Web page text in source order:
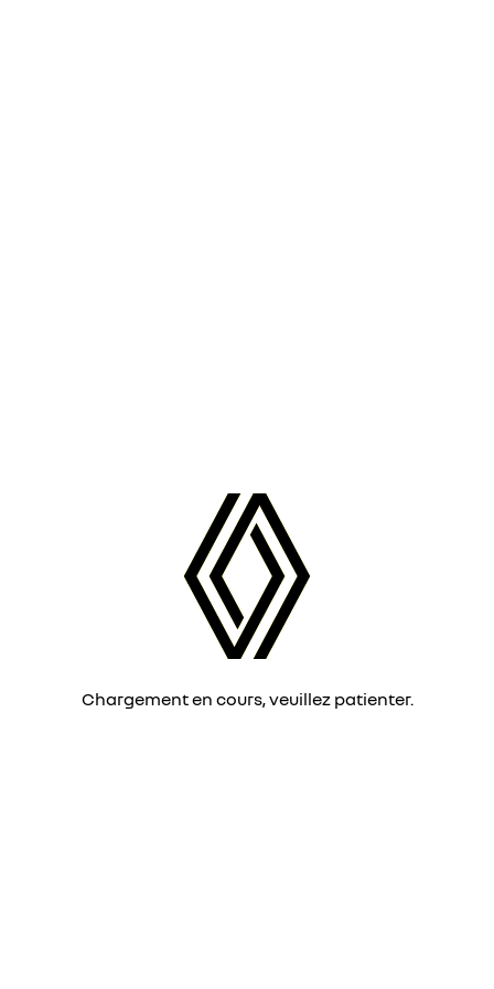
Chargement en cours, veuillez patienter.